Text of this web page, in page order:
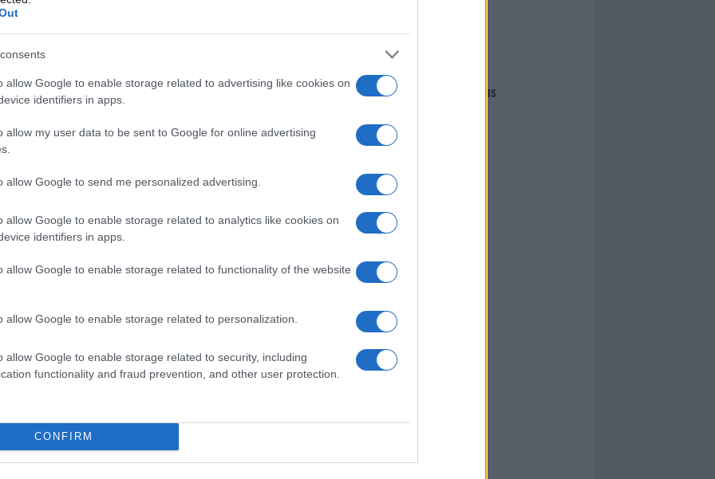
allow Google to enable storage related to advertising like cookies on
identifiers in apps.
allow my user data to be sent to Google for online advertising
allow Google to send me personalized advertising.
allow Google to enable storage related to analytics like cookies on
identifiers in apps.
allow Google to enable storage related to functionality of the website
allow Google to enable storage related to personalization.
allow Google to enable storage related to security, including
functionality and fraud prevention, and other user protection.
CONFIRM
i tuoi video e le tue foto
+39 345 356 7512
di GalluraOggi.it
news daGoogle News
Prossimo articolo
Giovannimaria Cabras